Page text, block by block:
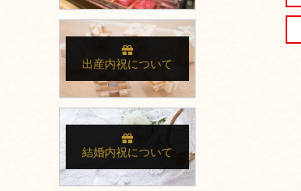
出産内祝について
結婚内祝について